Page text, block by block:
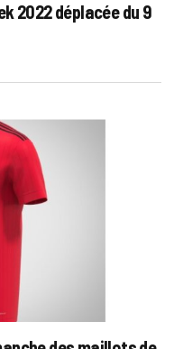
2022 déplacée du 9